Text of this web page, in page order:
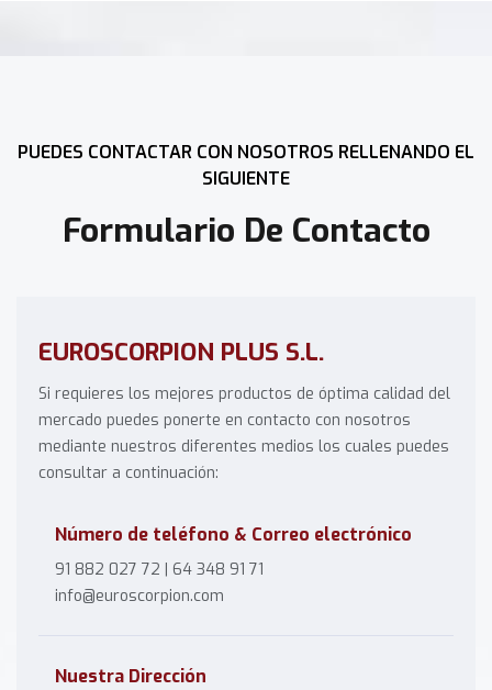
PUEDES CONTACTAR CON NOSOTROS RELLENANDO EL
SIGUIENTE
Formulario De Contacto
EUROSCORPION PLUS S.L.
Si requieres los mejores productos de óptima calidad del
mercado puedes ponerte en contacto con nosotros
mediante nuestros diferentes medios los cuales puedes
consultar a continuación:
Número de teléfono & Correo electrónico
91 882 027 72 | 64 348 91 71
info@euroscorpion.com
Nuestra Dirección